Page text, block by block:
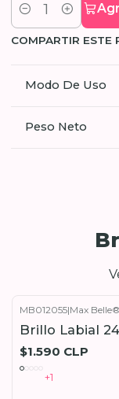
Cantidad
COMPARTIR ESTE
Modo De Uso
Peso Neto
MB012055|Max Belle®
Brillo Labial
$1.590 CLP
+1